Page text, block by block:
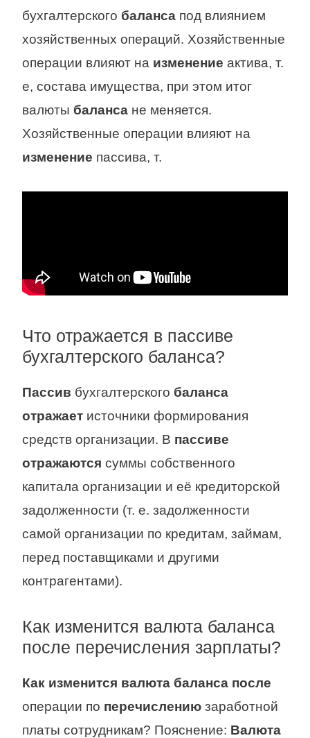
бухгалтерского баланса под влиянием
хозяйственных операций. Хозяйственные
операции влияют на изменение актива, т.
е, состава имущества, при этом итог
валюты баланса не меняется.
Хозяйственные операции влияют на
изменение пассива, т.
Что отражается в пассиве
бухгалтерского баланса?
Пассив бухгалтерского баланса
отражает источники формирования
средств организации. В пассиве
отражаются суммы собственного
капитала организации и её кредиторской
задолженности (т. е. задолженности
самой организации по кредитам, займам,
перед поставщиками и другими
контрагентами).
Как изменится валюта баланса
после перечисления зарплаты?
Как изменится валюта баланса после
операции по перечислению заработной
платы сотрудникам? Пояснение: Валюта